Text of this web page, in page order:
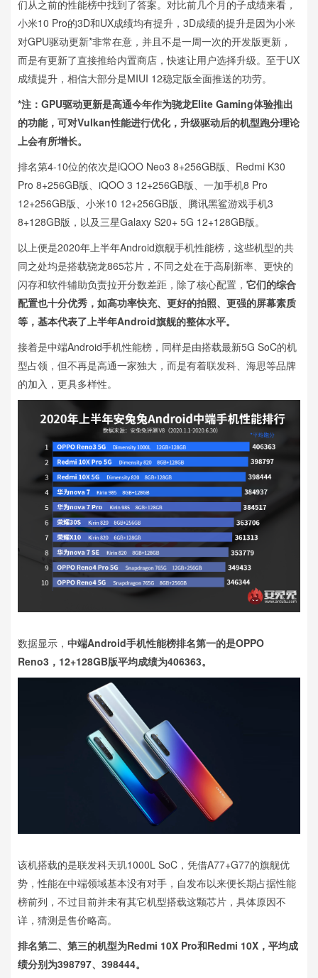
们从之前的性能榜中找到了答案。对比前几个月的子成绩来看，
小米10 Pro的3D和UX成绩均有提升，3D成绩的提升是因为小米
对GPU驱动更新*非常在意，并且不是一周一次的开发版更新，
而是有更新了直接推给内置商店，快速让用户选择升级。至于UX
成绩提升，相信大部分是MIUI 12稳定版全面推送的功劳。
*注：GPU驱动更新是高通今年作为骁龙Elite Gaming体验推出
的功能，可对Vulkan性能进行优化，升级驱动后的机型跑分理论
上会有所增长。
排名第4-10位的依次是iQOO Neo3 8+256GB版、Redmi K30
Pro 8+256GB版、iQOO 3 12+256GB版、一加手机8 Pro
12+256GB版、小米10 12+256GB版、腾讯黑鲨游戏手机3
8+128GB版，以及三星Galaxy S20+ 5G 12+128GB版。
以上便是2020年上半年Android旗舰手机性能榜，这些机型的共
同之处均是搭载骁龙865芯片，不同之处在于高刷新率、更快的
闪存和软件辅助负责拉开分数差距，除了核心配置， 它们的综合
配置也十分优秀，如高功率快充、更好的拍照、更强的屏幕素质
等，基本代表了上半年Android旗舰的整体水平。
接着是中端Android手机性能榜，同样是由搭载最新5G SoC的机
型占领，但不再是高通一家独大，而是有着联发科、海思等品牌
的加入，更具多样性。
数据显示， 中端Android手机性能榜排名第一的是OPPO
Reno3，12+128GB版平均成绩为406363。
该机搭载的是联发科天玑1000L SoC，凭借A77+G77的旗舰优
势，性能在中端领域基本没有对手，自发布以来便长期占据性能
榜前列，不过目前并未有其它机型搭载这颗芯片，具体原因不
详，猜测是售价略高。
排名第二、第三的机型为Redmi 10X Pro和Redmi 10X，平均成
绩分别为398797、398444。